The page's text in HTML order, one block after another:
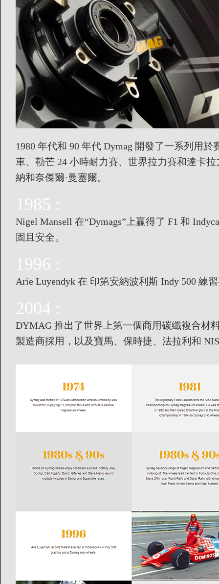
1980 年代和 90 年代 Dymag 開發了一系列用
車、勒芒 24 小時耐力賽、世界拉力賽和達卡
納和奈傑爾·曼塞爾。
1985 :
Nigel Mansell 在“Dymags”上贏得了 F1 和
固且安全。
1996 :
Arie Luyendyk 在 印第安納波利斯 Indy 500 練
2004 :
DYMAG 推出了世界上第一個商用碳纖複合材
製造商採用，以及寶馬、保時捷、法拉利和